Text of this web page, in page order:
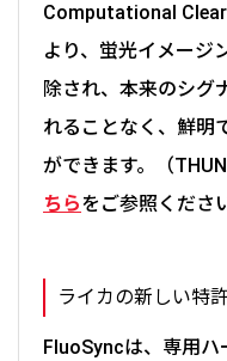
Computational
より、蛍光イメージ
除され、本来のシグ
れることなく、鮮明
ができます。（
ちらをご参照くださ
ライカの新しい特
FluoSyncは、専用ハ